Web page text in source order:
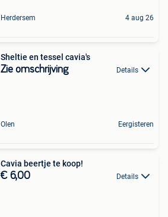
Herdersem 4 aug 26
Sheltie en tessel cavia's
Zie omschrijving Details
Olen Eergisteren
Cavia beertje te koop!
€ 6,00 Details